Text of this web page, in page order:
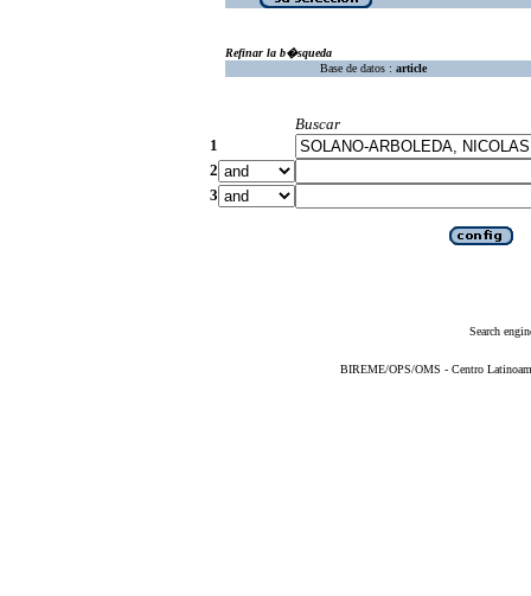
Refinar la b�squeda
Base de datos : article
Buscar
1
2
3
Search
BIREME/OPS/OMS - Centro